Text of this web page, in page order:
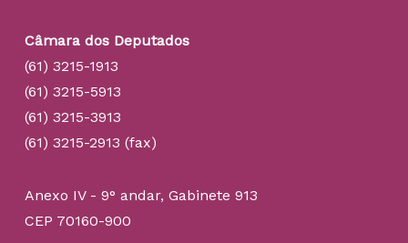
Câmara dos Deputados
(61) 3215-1913
(61) 3215-5913
(61) 3215-3913
(61) 3215-2913 (fax)
Anexo IV - 9° andar, Gabinete 913
CEP 70160-900